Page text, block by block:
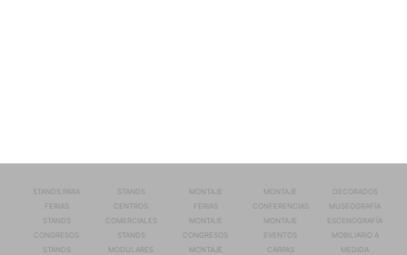
STANDS PARA
FERIAS
STANDS
CONGRESOS
STANDS
STANDS
CENTROS
COMERCIALES
STANDS
MODULARES
MONTAJE
FERIAS
MONTAJE
CONGRESOS
MONTAJE
MONTAJE
CONFERENCIAS
MONTAJE
EVENTOS
CARPAS
DECORADOS
MUSEOGRAFÍA
ESCENOGRAFÍA
MOBILIARIO A
MEDIDA